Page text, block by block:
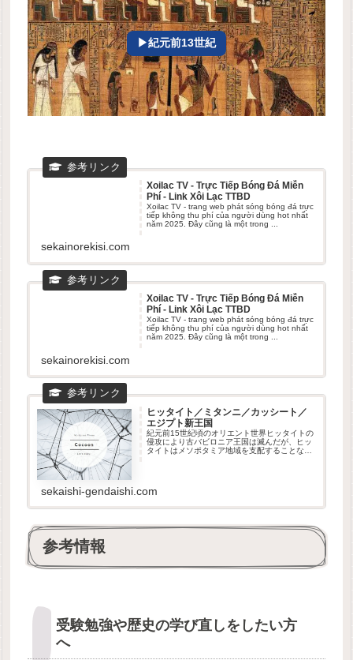
▶紀元前13世紀
Xoilac TV - Trực Tiếp Bóng Đá Miễn
Phí - Link Xôi Lạc TTBD
Xoilac TV - trang web phát sóng bóng đá trực
tiếp không thu phí của người dùng hot nhất
năm 2025. Đây cũng là một trong ...
sekainorekisi.com
Xoilac TV - Trực Tiếp Bóng Đá Miễn
Phí - Link Xôi Lạc TTBD
Xoilac TV - trang web phát sóng bóng đá trực
tiếp không thu phí của người dùng hot nhất
năm 2025. Đây cũng là một trong ...
sekainorekisi.com
ヒッタイト／ミタンニ／カッシート／
エジプト新王国
紀元前15世紀頃のオリエント世界ヒッタイトの
侵攻により古バビロニア王国は滅んだが、ヒッ
タイトはメソポタミア地域を支配することなく
sekaishi-gendaishi.com
参考情報
受験勉強や歴史の学び直しをしたい方
へ